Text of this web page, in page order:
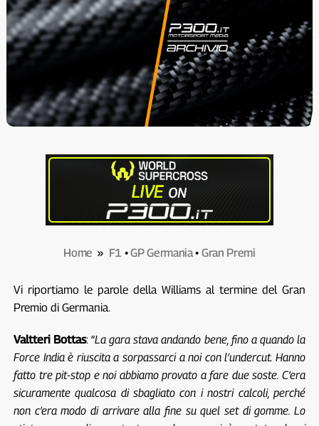
Home » F1•GP Germania• Gran Premi
Vi riportiamo le parole della Williams al termine del Gran
Premio di Germania.
Valtteri Bottas: “La gara stava andando bene, fino a quando la
Force India è riuscita a sorpassarci a noi con l’undercut. Hanno
fatto tre pit-stop e noi abbiamo provato a fare due soste. C’era
sicuramente qualcosa di sbagliato con i nostri calcoli, perché
non c’era modo di arrivare alla fine su quel set di gomme. Lo